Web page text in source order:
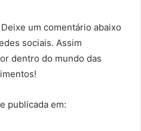
um comentário abaixo
sociais. Assim
dentro do mundo das
publicada em: